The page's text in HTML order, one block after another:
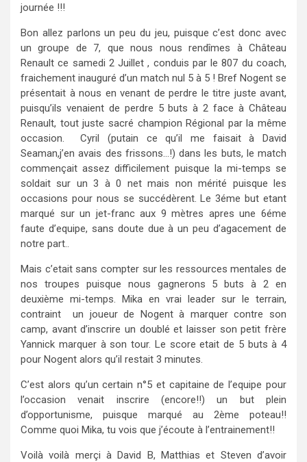
journée !!!
Bon allez parlons un peu du jeu, puisque c’est donc avec
un groupe de 7, que nous nous rendîmes à Château
Renault ce samedi 2 Juillet , conduis par le 807 du coach,
fraichement inauguré d’un match nul 5 à 5 ! Bref Nogent se
présentait à nous en venant de perdre le titre juste avant,
puisqu’ils venaient de perdre 5 buts à 2 face à Château
Renault, tout juste sacré champion Régional par la même
occasion. Cyril (putain ce qu’il me faisait à David
Seaman,j’en avais des frissons…!) dans les buts, le match
commençait assez difficilement puisque la mi-temps se
soldait sur un 3 à 0 net mais non mérité puisque les
occasions pour nous se succédèrent. Le 3éme but etant
marqué sur un jet-franc aux 9 mètres apres une 6éme
faute d’equipe, sans doute due à un peu d’agacement de
notre part..
Mais c’etait sans compter sur les ressources mentales de
nos troupes puisque nous gagnerons 5 buts à 2 en
deuxième mi-temps. Mika en vrai leader sur le terrain,
contraint un joueur de Nogent à marquer contre son
camp, avant d’inscrire un doublé et laisser son petit frère
Yannick marquer à son tour. Le score etait de 5 buts à 4
pour Nogent alors qu’il restait 3 minutes.
C’est alors qu’un certain n°5 et capitaine de l’equipe pour
l’occasion venait inscrire (encore!!) un but plein
d’opportunisme, puisque marqué au 2ème poteau!!
Comme quoi Mika, tu vois que j’écoute à l’entrainement!!
Voilà voilà merçi à David B, Matthias et Steven d’avoir